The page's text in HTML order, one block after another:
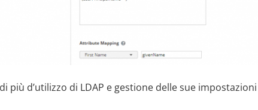
più d’utilizzo di LDAP e gestione delle sue